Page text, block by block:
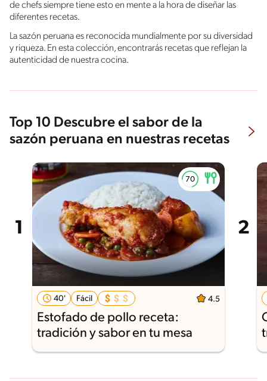
de chefs siempre tiene esto en mente a la hora de diseñar las
diferentes recetas.
La sazón peruana es reconocida mundialmente por su diversidad
y riqueza. En esta colección, encontrarás recetas que reflejan la
autenticidad de nuestra cocina.
Top 10 Descubre el sabor de la
sazón peruana en nuestras recetas
40' Fácil 4.5
Estofado de pollo receta:
tradición y sabor en tu mesa